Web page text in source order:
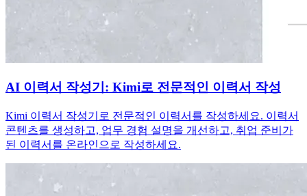
AI 이력서 작성기: Kimi로 전문적인 이력서 작성
Kimi 이력서 작성기로 전문적인 이력서를 작성하세요. 이력서
콘텐츠를 생성하고, 업무 경험 설명을 개선하고, 취업 준비가
된 이력서를 온라인으로 작성하세요.